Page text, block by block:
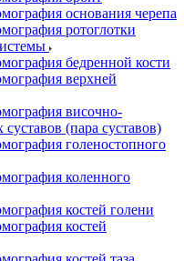
основания черепа
ротоглотки
бедренной кости
верхней
височно-
(пара суставов)
голеностопного
коленного
костей голени
костей